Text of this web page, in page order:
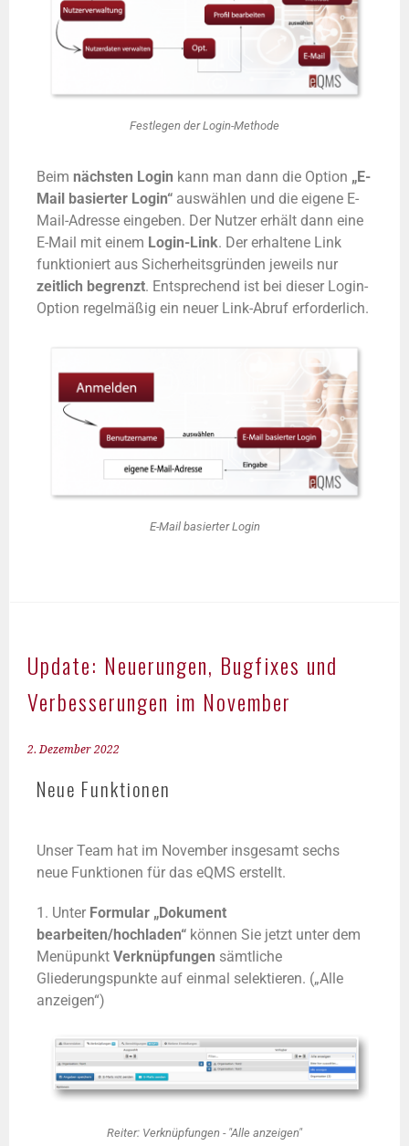
Festlegen der Login-Methode
Beim nächsten Login kann man dann die Option „E-
Mail basierter Login“ auswählen und die eigene E-
Mail-Adresse eingeben. Der Nutzer erhält dann eine
E-Mail mit einem Login-Link. Der erhaltene Link
funktioniert aus Sicherheitsgründen jeweils nur
zeitlich begrenzt. Entsprechend ist bei dieser Login-
Option regelmäßig ein neuer Link-Abruf erforderlich.
E-Mail basierter Login
Update: Neuerungen, Bugfixes und
Verbesserungen im November
2. Dezember 2022
Neue Funktionen
Unser Team hat im November insgesamt sechs
neue Funktionen für das eQMS erstellt.
1. Unter Formular „Dokument
bearbeiten/hochladen“ können Sie jetzt unter dem
MenüpunktVerknüpfungen sämtliche
Gliederungspunkte auf einmal selektieren. („Alle
anzeigen“)
Reiter: Verknüpfungen - "Alle anzeigen"